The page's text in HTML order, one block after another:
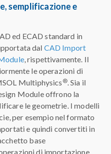
semplificazione e
ed ECAD standard in
dal CAD Import
, rispettivamente. Il
le operazioni di
Multiphysics ®. Sia il
Module offrono la
le geometrie. I modelli
per esempio nel formato
e quindi convertiti in
base
operazioni di importazione